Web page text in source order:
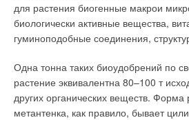
для растения биогенные макрои
биологически активные вещества,
гуминоподобные соединения,
Одна тонна таких биоудобрений по
растение эквивалентна 80–100 т
других органических веществ. Форма
метантенка, как правило, бывает